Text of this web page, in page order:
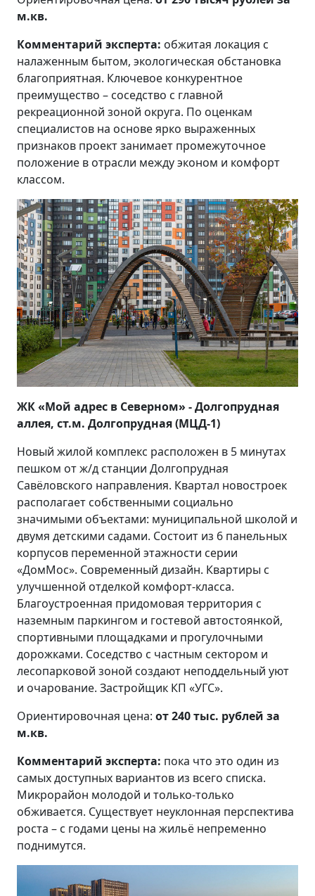
м.кв.
Комментарий эксперта: обжитая локация с
налаженным бытом, экологическая обстановка
благоприятная. Ключевое конкурентное
преимущество – соседство с главной
рекреационной зоной округа. По оценкам
специалистов на основе ярко выраженных
признаков проект занимает промежуточное
положение в отрасли между эконом и комфорт
классом.
ЖК «Мой адрес в Северном» - Долгопрудная
аллея, ст.м. Долгопрудная (МЦД-1)
Новый жилой комплекс расположен в 5 минутах
пешком от ж/д станции Долгопрудная
Савёловского направления. Квартал новостроек
располагает собственными социально
значимыми объектами: муниципальной школой и
двумя детскими садами. Состоит из 6 панельных
корпусов переменной этажности серии
«ДомМос». Современный дизайн. Квартиры с
улучшенной отделкой комфорт-класса.
Благоустроенная придомовая территория с
наземным паркингом и гостевой автостоянкой,
спортивными площадками и прогулочными
дорожками. Соседство с частным сектором и
лесопарковой зоной создают неподдельный уют
и очарование. Застройщик КП «УГС».
Ориентировочная цена: от 240 тыс. рублей за
м.кв.
Комментарий эксперта: пока что это один из
самых доступных вариантов из всего списка.
Микрорайон молодой и только-только
обживается. Существует неуклонная перспектива
роста – с годами цены на жильё непременно
поднимутся.